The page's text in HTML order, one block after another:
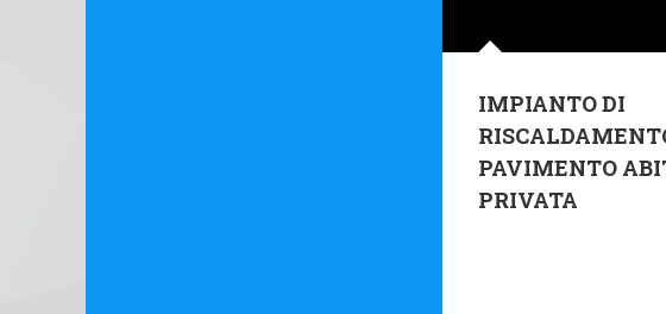
IMPIANTO DI
PAVIMENTO
PRIVATA